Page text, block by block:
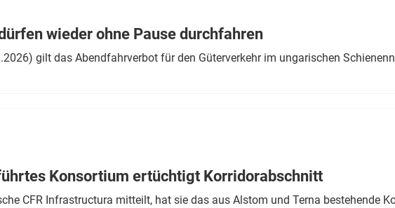
wieder ohne Pause durchfahren
gilt das Abendfahrverbot für den Güterverkehr im ungarischen
Konsortium ertüchtigt Korridorabschnitt
CFR Infrastructura mitteilt, hat sie das aus Alstom und Terna bestehende